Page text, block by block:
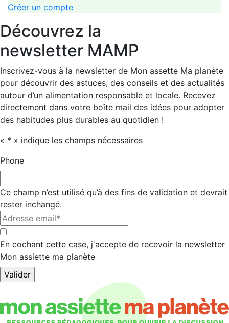
Créer un compte
Découvrez la
newsletter MAMP
Inscrivez-vous à la newsletter de Mon assette Ma planète
pour découvrir des astuces, des conseils et des actualités
autour d’un alimentation responsable et locale. Recevez
directement dans votre boîte mail des idées pour adopter
des habitudes plus durables au quotidien !
« * » indique les champs nécessaires
Phone
Ce champ n’est utilisé qu’à des fins de validation et devrait
rester inchangé.
Adresse
email**
*
En cochant cette case, j'accepte de recevoir la newsletter
Mon assiette ma planète